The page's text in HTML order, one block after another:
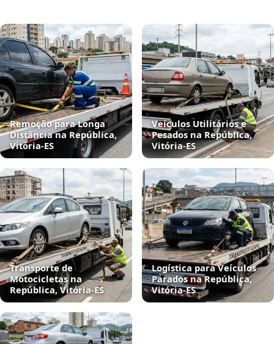
Remoção para Longa
Distância na República,
Vitória‑ES
Veículos Utilitários e
Pesados na República,
Vitória‑ES
Transporte de
Motocicletas na
República, Vitória‑ES
Logística para Veículos
Parados na República,
Vitória‑ES